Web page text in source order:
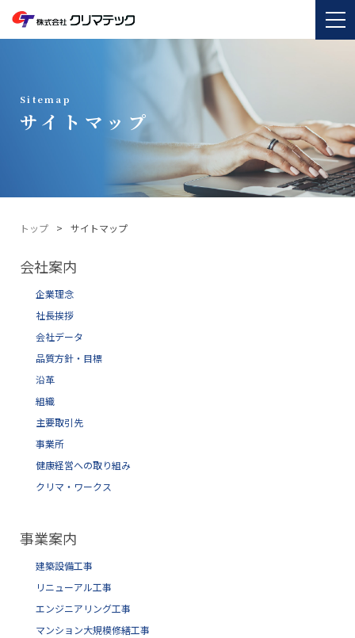
Sitemap
サイトマップ
トップ サイトマップ
会社案内
企業理念
社長挨拶
会社データ
品質方針・目標
沿革
組織
主要取引先
事業所
健康経営への取り組み
クリマ・ワークス
事業案内
建築設備工事
リニューアル工事
エンジニアリング工事
マンション大規模修繕工事